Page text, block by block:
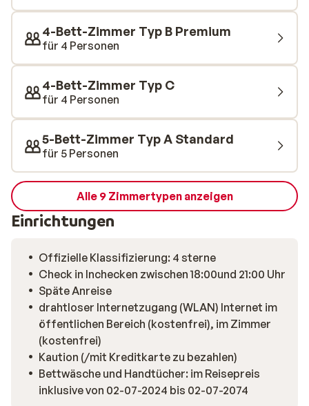
langweilig. Den ganzen Tag über werden lustige
Aktivitäten für Jung und Alt organisiert. Während sich
die Kinder mit dem Unterhaltungsprogramm
vergnügen, können Sie sich im weitläufigen
Panoramablick entspannen.
4-Bett-Zimmer Typ B Premium
für 4 Personen
4-Bett-Zimmer Typ C
für 4 Personen
5-Bett-Zimmer Typ A Standard
für 5 Personen
Alle 9 Zimmertypen anzeigen
Einrichtungen
Offizielle Klassifizierung: 4 sterne
Check in Inchecken zwischen 18:00und 21:00 Uhr
Späte Anreise
drahtloser Internetzugang (WLAN) Internet im
öffentlichen Bereich (kostenfrei), im Zimmer
(kostenfrei)
Kaution (/mit Kreditkarte zu bezahlen)
Bettwäsche und Handtücher: im Reisepreis
inklusive von 02-07-2024 bis 02-07-2074